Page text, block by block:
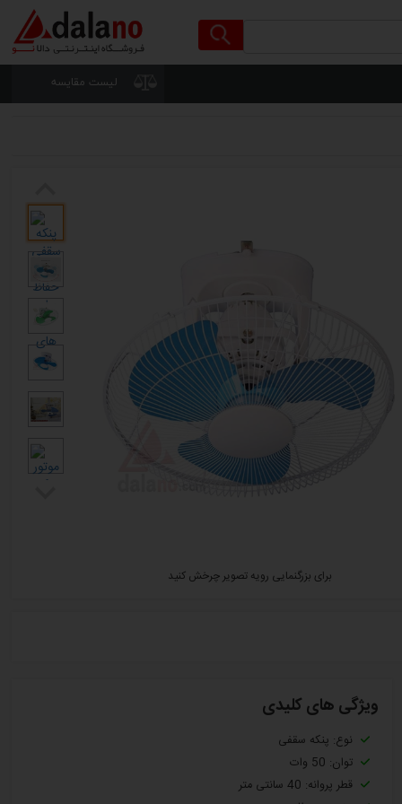
لیست مقایسه
برای بزرگنمایی رویه تصویر چرخش کنید
ویژگی های کلیدی
نوع: پنکه سقفی
توان: 50 وات
قطر پروانه: 40 سانتی متر